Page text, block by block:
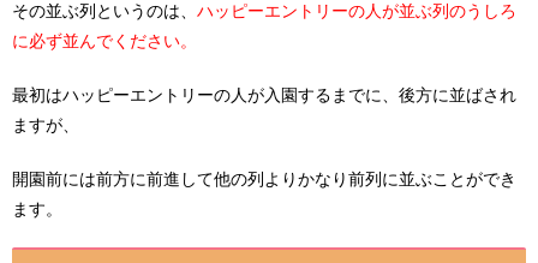
その並ぶ列というのは、 ハッピーエントリーの人が並ぶ列のうしろ
に必ず並んでください。
最初はハッピーエントリーの人が入園するまでに、後方に並ばされ
ますが、
開園前には前方に前進して他の列よりかなり前列に並ぶことができ
ます。